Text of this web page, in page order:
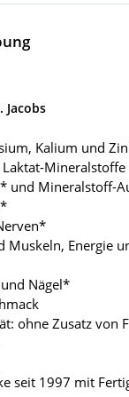
Jacobs
Kalium und
Mineralstoffe
* und Mineralstoff-
Muskeln, Energie
Nägel*
ohne Zusatz von
seit 1997 mit